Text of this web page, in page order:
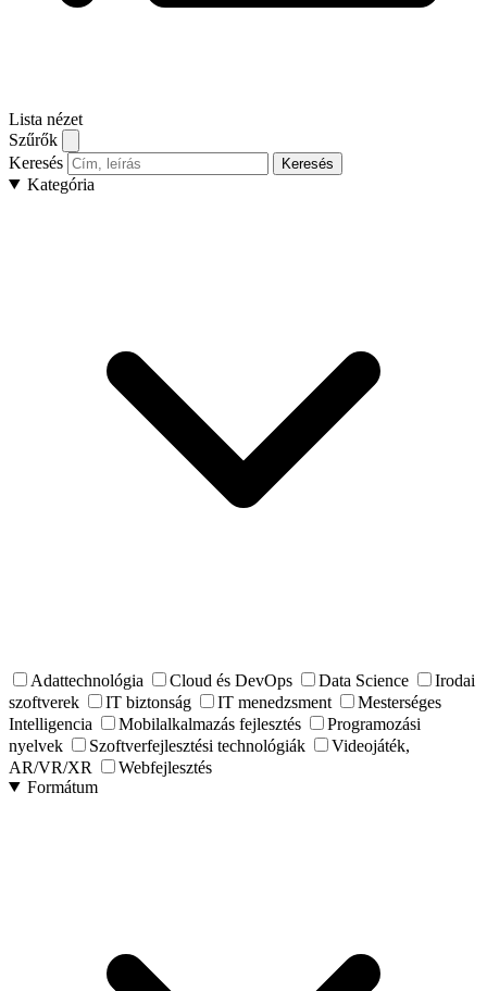
Lista nézet
Szűrők
Keresés
Keresés
Kategória
Adattechnológia Cloud és DevOps Data Science
Irodai
szoftverek
IT biztonság IT menedzsment
Mesterséges
Intelligencia
Mobilalkalmazás fejlesztés
Programozási
nyelvek
Szoftverfejlesztési technológiák
Videojáték,
AR/VR/XR
Webfejlesztés
Formátum